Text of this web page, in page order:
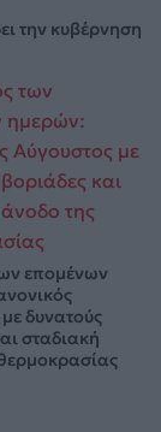
την κυβέρνηση
επομένων
δυνατούς
σταδιακή